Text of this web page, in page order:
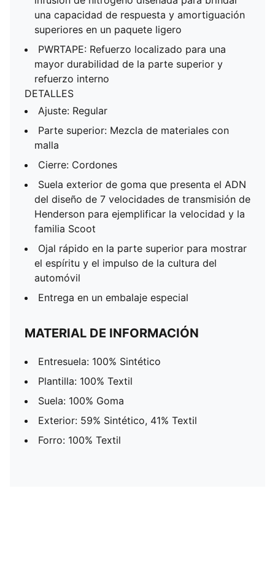
una capacidad de respuesta y amortiguación
superiores en un paquete ligero
PWRTAPE: Refuerzo localizado para una
mayor durabilidad de la parte superior y
refuerzo interno
DETALLES
Ajuste: Regular
Parte superior: Mezcla de materiales con
malla
Cierre: Cordones
Suela exterior de goma que presenta el ADN
del diseño de 7 velocidades de transmisión de
Henderson para ejemplificar la velocidad y la
familia Scoot
Ojal rápido en la parte superior para mostrar
el espíritu y el impulso de la cultura del
automóvil
Entrega en un embalaje especial
MATERIAL DE INFORMACIÓN
Entresuela: 100% Sintético
Plantilla: 100% Textil
Suela: 100% Goma
Exterior: 59% Sintético, 41% Textil
Forro: 100% Textil